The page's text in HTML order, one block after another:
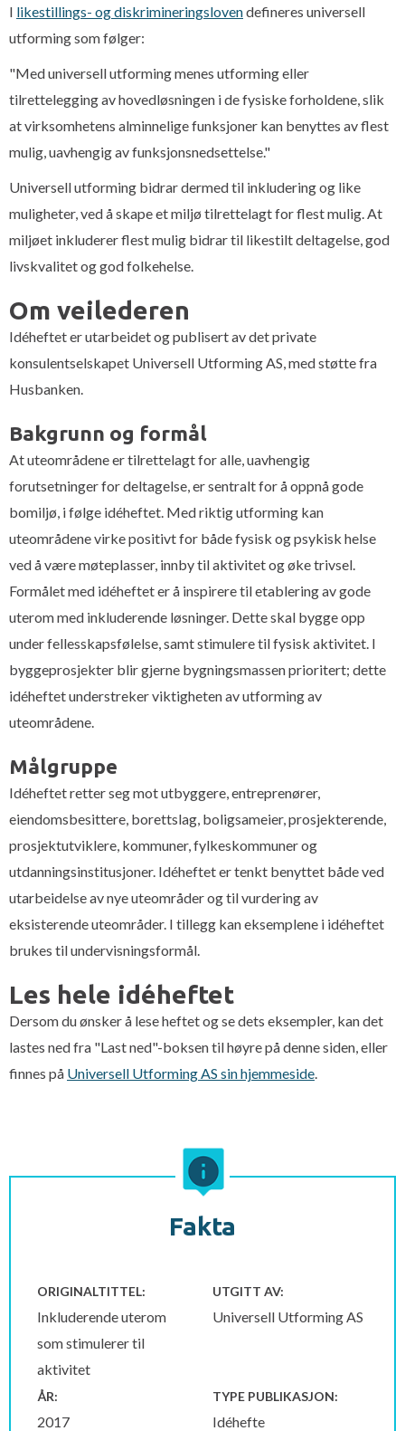
I likestillings- og diskrimineringslovendefineres universell
utforming som følger:
"Med universell utforming menes utforming eller
tilrettelegging av hovedløsningen i de fysiske forholdene, slik
at virksomhetens alminnelige funksjoner kan benyttes av flest
mulig, uavhengig av funksjonsnedsettelse."
Universell utforming bidrar dermed til inkludering og like
muligheter, ved å skape et miljø tilrettelagt for flest mulig. At
miljøet inkluderer flest mulig bidrar til likestilt deltagelse, god
livskvalitet og god folkehelse.
Om veilederen
Idéheftet er utarbeidet og publisert av det private
konsulentselskapet Universell Utforming AS, med støtte fra
Husbanken.
Bakgrunn og formål
At uteområdene er tilrettelagt for alle, uavhengig
forutsetninger for deltagelse, er sentralt for å oppnå gode
bomiljø, i følge idéheftet. Med riktig utforming kan
uteområdene virke positivt for både fysisk og psykisk helse
ved å være møteplasser, innby til aktivitet og øke trivsel.
Formålet med idéheftet er å inspirere til etablering av gode
uterom med inkluderende løsninger. Dette skal bygge opp
under fellesskapsfølelse, samt stimulere til fysisk aktivitet. I
byggeprosjekter blir gjerne bygningsmassen prioritert; dette
idéheftet understreker viktigheten av utforming av
uteområdene.
Målgruppe
Idéheftet retter seg mot utbyggere, entreprenører,
eiendomsbesittere, borettslag, boligsameier, prosjekterende,
prosjektutviklere, kommuner, fylkeskommuner og
utdanningsinstitusjoner. Idéheftet er tenkt benyttet både ved
utarbeidelse av nye uteområder og til vurdering av
eksisterende uteområder. I tillegg kan eksemplene i idéheftet
brukes til undervisningsformål.
Les hele idéheftet
Dersom du ønsker å lese heftet og se dets eksempler, kan det
lastes ned fra "Last ned"-boksen til høyre på denne siden, eller
finnes på Universell Utforming AS sin hjemmeside.
Fakta
ORIGINALTITTEL:
Inkluderende uterom
som stimulerer til
aktivitet
UTGITT AV:
Universell Utforming AS
ÅR:
2017
TYPE PUBLIKASJON:
Idéhefte